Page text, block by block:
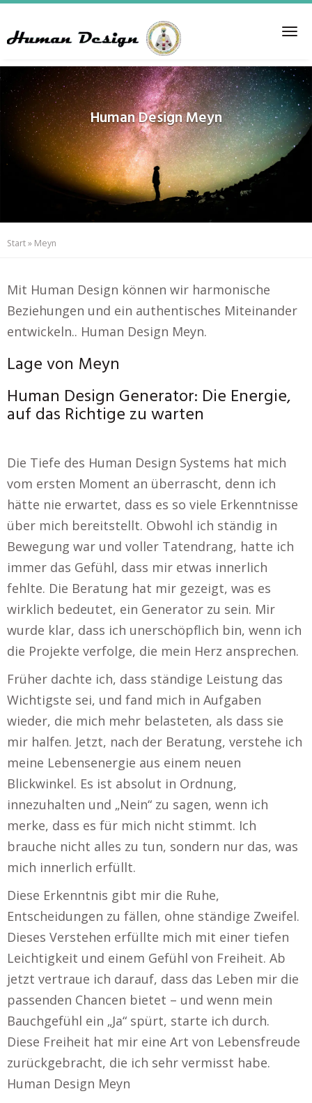
content
Human DesignMeyn
Start» Meyn
Mit Human Design können wir harmonische
Beziehungen und ein authentisches Miteinander
entwickeln.. Human Design Meyn.
Lage von Meyn
Human Design Generator: Die Energie,
auf das Richtige zu warten
Die Tiefe des Human Design Systems hat mich
vom ersten Moment an überrascht, denn ich
hätte nie erwartet, dass es so viele Erkenntnisse
über mich bereitstellt. Obwohl ich ständig in
Bewegung war und voller Tatendrang, hatte ich
immer das Gefühl, dass mir etwas innerlich
fehlte. Die Beratung hat mir gezeigt, was es
wirklich bedeutet, ein Generator zu sein. Mir
wurde klar, dass ich unerschöpflich bin, wenn ich
die Projekte verfolge, die mein Herz ansprechen.
Früher dachte ich, dass ständige Leistung das
Wichtigste sei, und fand mich in Aufgaben
wieder, die mich mehr belasteten, als dass sie
mir halfen. Jetzt, nach der Beratung, verstehe ich
meine Lebensenergie aus einem neuen
Blickwinkel. Es ist absolut in Ordnung,
innezuhalten und „Nein“ zu sagen, wenn ich
merke, dass es für mich nicht stimmt. Ich
brauche nicht alles zu tun, sondern nur das, was
mich innerlich erfüllt.
Diese Erkenntnis gibt mir die Ruhe,
Entscheidungen zu fällen, ohne ständige Zweifel.
Dieses Verstehen erfüllte mich mit einer tiefen
Leichtigkeit und einem Gefühl von Freiheit. Ab
jetzt vertraue ich darauf, dass das Leben mir die
passenden Chancen bietet – und wenn mein
Bauchgefühl ein „Ja“ spürt, starte ich durch.
Diese Freiheit hat mir eine Art von Lebensfreude
zurückgebracht, die ich sehr vermisst habe.
Human Design Meyn